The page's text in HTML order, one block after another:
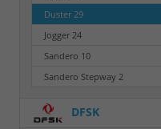
Duster 29
Jogger 24
Sandero 10
Sandero Stepway 2
DFSK